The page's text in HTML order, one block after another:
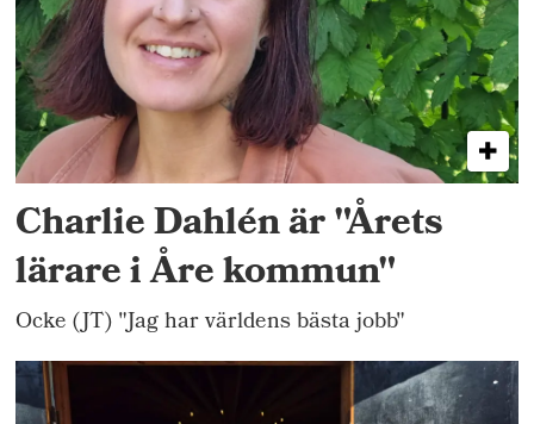
Charlie Dahlén är "Årets
lärare i Åre kommun"
Ocke (JT) "Jag har världens bästa jobb"